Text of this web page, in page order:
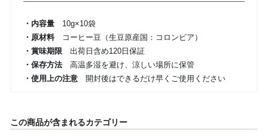
・内容量10g×10袋
・原材料コーヒー豆（生豆原産国：コロンビア）
・賞味期限 出荷日含め120日保証
・保存方法高温多湿を避け、涼しい場所に保管
・使用上の注意開封後はできるだけ早くご使用ください
この商品が含まれるカテゴリー